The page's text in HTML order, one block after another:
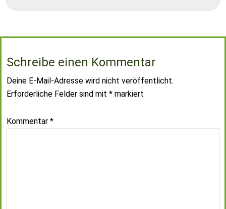
Schreibe einen Kommentar
Deine E-Mail-Adresse wird nicht veröffentlicht.
Erforderliche Felder sind mit * markiert
Kommentar *